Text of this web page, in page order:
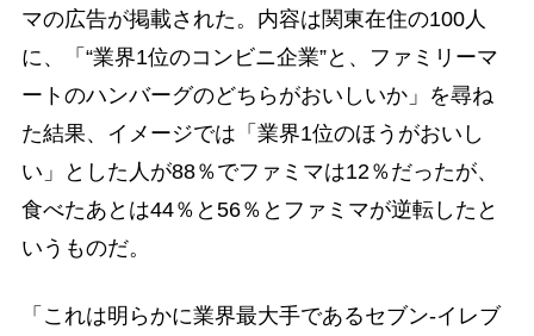
マの広告が掲載された。内容は関東在住の100人
に、「“業界1位のコンビニ企業”と、ファミリーマ
ートのハンバーグのどちらがおいしいか」を尋ね
た結果、イメージでは「業界1位のほうがおいし
い」とした人が88％でファミマは12％だったが、
食べたあとは44％と56％とファミマが逆転したと
いうものだ。
「これは明らかに業界最大手であるセブン-イレブ